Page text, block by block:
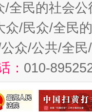
全民的社会公
众/民众/全民
众/公共/全
： 010-